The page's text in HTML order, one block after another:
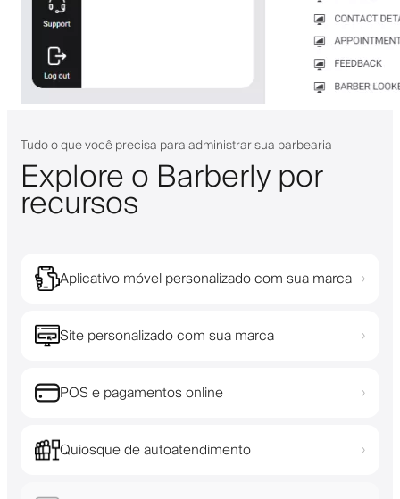
Tudo o que você precisa para administrar sua barbearia
Explore o Barberly por
recursos
Aplicativo móvel personalizado com sua marca ›
Site personalizado com sua marca ›
POS e pagamentos online ›
Quiosque de autoatendimento ›